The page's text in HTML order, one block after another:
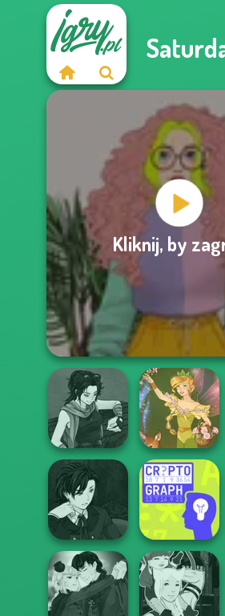
Kliknij, by
Manga Creator
Star Wars: Page...
Vintage Fairy
Manga Creator
Vampire Hunter
P...
Cryptograph